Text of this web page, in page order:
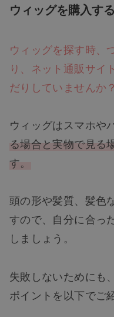
ウィッグを購入す
ウィッグを探す時、
り、ネット通販サイ
だりしていませんか？
ウィッグはスマホや
る場合と実物で見る
す。
頭の形や髪質、髪色
すので、自分に合っ
しましょう。
失敗しないためにも
ポイントを以下でご